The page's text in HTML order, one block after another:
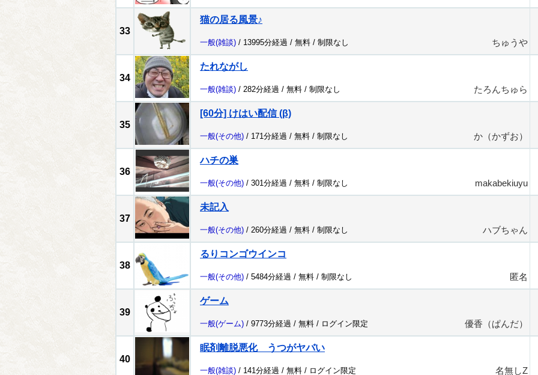
33
猫の居る風景♪
一般(雑談) / 13995分経過 / 無料 / 制限なし ちゅうや
34
たれながし
一般(雑談) / 282分経過 / 無料 / 制限なし たろんちゅら
35
[60分] けはい配信 (β)
一般(その他) / 171分経過 / 無料 / 制限なし か（かずお）
36
ハチの巣
一般(その他) / 301分経過 / 無料 / 制限なし makabekiuyu
37
未記入
一般(その他) / 260分経過 / 無料 / 制限なし ハブちゃん
38
るりコンゴウインコ
一般(その他) / 5484分経過 / 無料 / 制限なし 匿名
39
ゲーム
一般(ゲーム) / 9773分経過 / 無料 / ログイン限定 優香（ぱんだ）
40
眠剤離脱悪化 うつがヤバい
一般(雑談) / 141分経過 / 無料 / ログイン限定 名無しZ